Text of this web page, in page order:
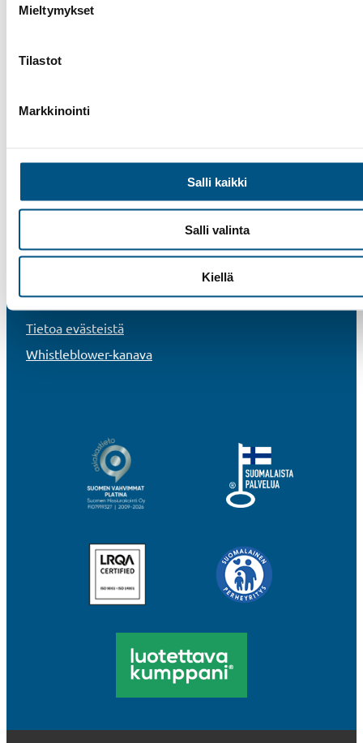
Mieltymykset
Tilastot
Markkinointi
Salli kaikki
Salli valinta
Kiellä
Hissit
Muut palvelut
Meistä
Referenssit
Uutiset
Rekisteri- ja tietosuojaseloste
Tietoa evästeistä
Whistleblower-kanava